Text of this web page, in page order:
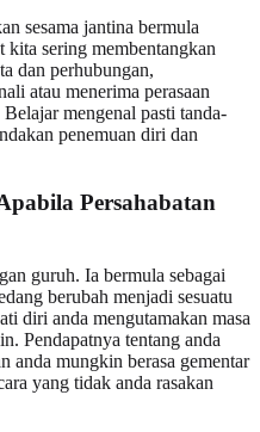
sesama jantina bermula
kita sering membentangkan
dan perhubungan,
atau menerima perasaan
mengenal pasti tanda-
penemuan diri dan
Persahabatan
guruh. Ia bermula sebagai
berubah menjadi sesuatu
diri anda mengutamakan masa
Pendapatnya tentang anda
anda mungkin berasa gementar
yang tidak anda rasakan